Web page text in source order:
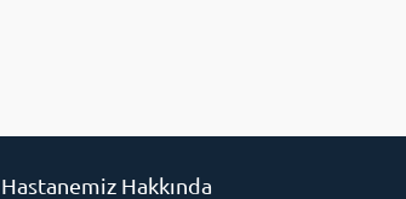
Hastanemiz Hakkında